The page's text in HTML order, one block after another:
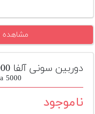
مکث
محصول
دوم
مشاهده
دوربین سونی آلفا a5000 بدنه
5000
ناموجود